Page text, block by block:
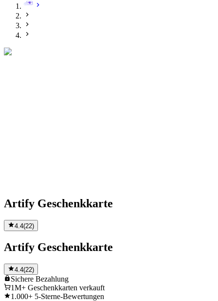
Artify Geschenkkarte
4.4(22)
Artify Geschenkkarte
4.4(22)
Sichere Bezahlung
1M+ Geschenkkarten verkauft
1.000+ 5-Sterne-Bewertungen